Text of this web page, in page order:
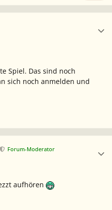
Spiel. Das sind noch
sich noch anmelden und
Forum-Moderator
aufhören